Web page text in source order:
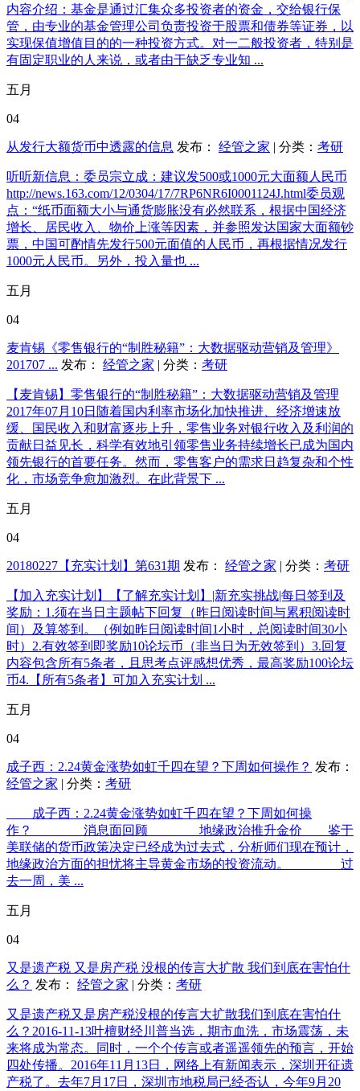
内容介绍：基金是通过汇集众多投资者的资金，交给银行保
管，由专业的基金管理公司负责投资于股票和债券等证券，以
实现保值增值目的的一种投资方式。对一二般投资者，特别是
有固定职业的人来说，或者由于缺乏专业知 ...
五月
04
从发行大额货币中透露的信息 发布： 经管之家 | 分类： 考研
听听新信息：委员宗立成：建议发500或1000元大面额人民币
http://news.163.com/12/0304/17/7RP6NR6I0001124J.html委员观
点：“纸币面额大小与通货膨胀没有必然联系，根据中国经济
增长、居民收入、物价上涨等因素，并参照发达国家大面额钞
票，中国可酌情先发行500元面值的人民币，再根据情况发行
1000元人民币。另外，投入量也 ...
五月
04
麦肯锡《零售银行的“制胜秘籍”：大数据驱动营销及管理》
201707 ... 发布： 经管之家 | 分类： 考研
【麦肯锡】零售银行的“制胜秘籍”：大数据驱动营销及管理
2017年07月10日随着国内利率市场化加快推进、经济增速放
缓、国民收入和财富逐步上升，零售业务对银行收入及利润的
贡献日益见长，科学有效地引领零售业务持续增长已成为国内
领先银行的首要任务。然而，零售客户的需求日趋复杂和个性
化，市场竞争愈加激烈。在此背景下 ...
五月
04
20180227【充实计划】第631期 发布： 经管之家 | 分类： 考研
【加入充实计划】【了解充实计划】|新充实挑战|每日签到及
奖励：1.须在当日主题帖下回复（昨日阅读时间与累积阅读时
间）及算签到。（例如昨日阅读时间1小时，总阅读时间30小
时）2.有效签到即奖励10论坛币（非当日为无效签到）3.回复
内容包含所有5条者，且思考点评感想优秀，最高奖励100论坛
币4.【所有5条者】可加入充实计划 ...
五月
04
成子西：2.24黄金涨势如虹千四在望？下周如何操作？ 发布：
经管之家 | 分类： 考研
成子西：2.24黄金涨势如虹千四在望？下周如何操
作？ 消息面回顾 地缘政治推升金价 鉴于
美联储的货币政策决定已经成为过去式，分析师们现在预计，
地缘政治方面的担忧将主导黄金市场的投资流动。 过
去一周，美 ...
五月
04
又是遗产税 又是房产税 没根的传言大扩散 我们到底在害怕什
么？ 发布： 经管之家 | 分类： 考研
又是遗产税又是房产税没根的传言大扩散我们到底在害怕什
么？2016-11-13叶檀财经川普当选，期市血洗，市场震荡，未
来将成为常态。同时，一个个传言或者遥遥领先的预言，开始
四处传播。2016年11月13日，网络上有新闻表示，深圳开征遗
产税了。去年7月17日，深圳市地税局已经否认，今年9月20